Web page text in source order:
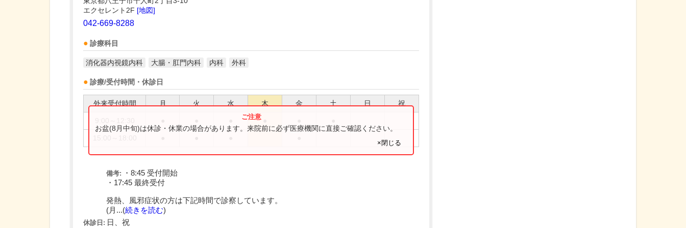
エクセレント2F [地図]
042-669-8288
診療科目
消化器内視鏡内科 大腸・肛門内科 内科 外科
診療/受付時間・休診日
外来受付時間 月 火 水 木 金 土 日 祝
お盆(8月中旬)は休診・休業の場合があります。来院前に必ず医療機関に直接ご確認ください。
×閉じる
備考:
・8:45 受付開始
・17:45 最終受付
発熱、風邪症状の方は下記時間で診察しています。
(月...(続きを読む)
休診日: 日、祝